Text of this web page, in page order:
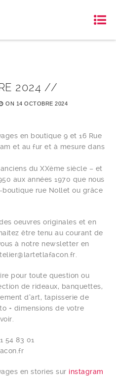
2024 //
ON 14 OCTOBRE 2024
en boutique 9 et 16 Rue
et au fur et à mesure dans
du XXème siècle – et
aux années 1970 que nous
rue Nollet ou grâce
oeuvres originales et en
être tenu au courant de
à notre newsletter en
pour toute question ou
de rideaux, banquettes,
d’art, tapisserie de
+ dimensions de votre
54 83 01
en stories sur instagram